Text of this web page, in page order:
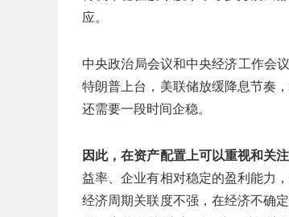
应。
中央政治局会议和中央经济工作会
特朗普上台，美联储放缓降息节奏
还需要一段时间企稳。
因此，在资产配置上可以重视和关
益率、企业有相对稳定的盈利能力
经济周期关联度不强，在经济不确